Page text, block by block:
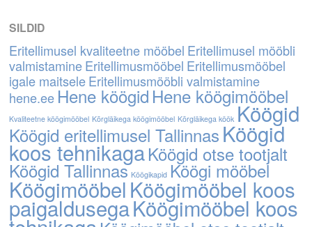
SILDID
Eritellimusel kvaliteetne mööbel Eritellimusel mööbli
valmistamineEritellimusmööbel Eritellimusmööbel
igale maitseleEritellimusmööbli valmistamine
hene.ee Hene köögid Hene köögimööbel
Kvaliteetne köögimööbel Kõrgläikega köögimööbel Kõrgläikega köök Köögid
Köögid eritellimusel Tallinnas Köögid
koos tehnikagaKöögid otse tootjalt
Köögid Tallinnas Köögikapid Köögi mööbel
KöögimööbelKöögimööbel koos
paigaldusegaKöögimööbel koos